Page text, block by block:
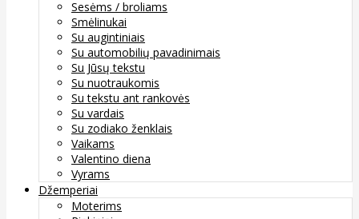
Sesėms / broliams
Smėlinukai
Su augintiniais
Su automobilių pavadinimais
Su Jūsų tekstu
Su nuotraukomis
Su tekstu ant rankovės
Su vardais
Su zodiako ženklais
Vaikams
Valentino diena
Vyrams
Džemperiai
Moterims